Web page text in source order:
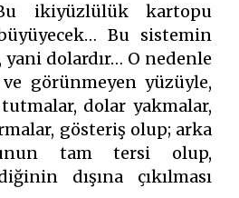
ikiyüzlülük kartopu
Bu sistemin
yani dolardır… O nedenle
görünmeyen yüzüyle,
dolar yakmalar,
gösteriş olup; arka
tam tersi olup,
dışına çıkılması